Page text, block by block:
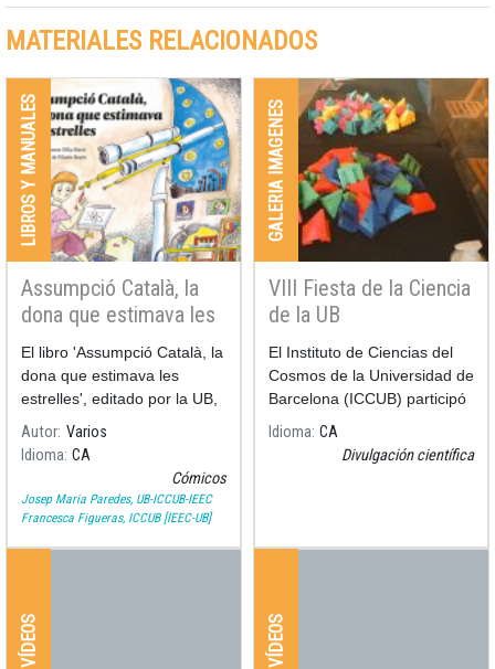
MATERIALES RELACIONADOS
LIBROS Y MANUALES
Assumpció Català, la
dona que estimava les
estrelles
El libro 'Assumpció Català, la
dona que estimava les
estrelles', editado por la UB,
escrito por Ramon Dilla (UB)
e ilustrado por Pilarín Bayés,
recoge los momentos más
significativos de la vida y l
Autor Varios
Idioma CA
Cómicos
Josep Maria Paredes, UB-ICCUB-IEEC
Francesca Figueras, ICCUB [IEEC-UB]
GALERIA IMAGENES
VIII Fiesta de la Ciencia
de la UB
El Instituto de Ciencias del
Cosmos de la Universidad de
Barcelona (ICCUB) participó
a la
VIII Fiesta de la Ciencia
Idioma CA
Divulgación científica
VÍDEOS VÍDEOS